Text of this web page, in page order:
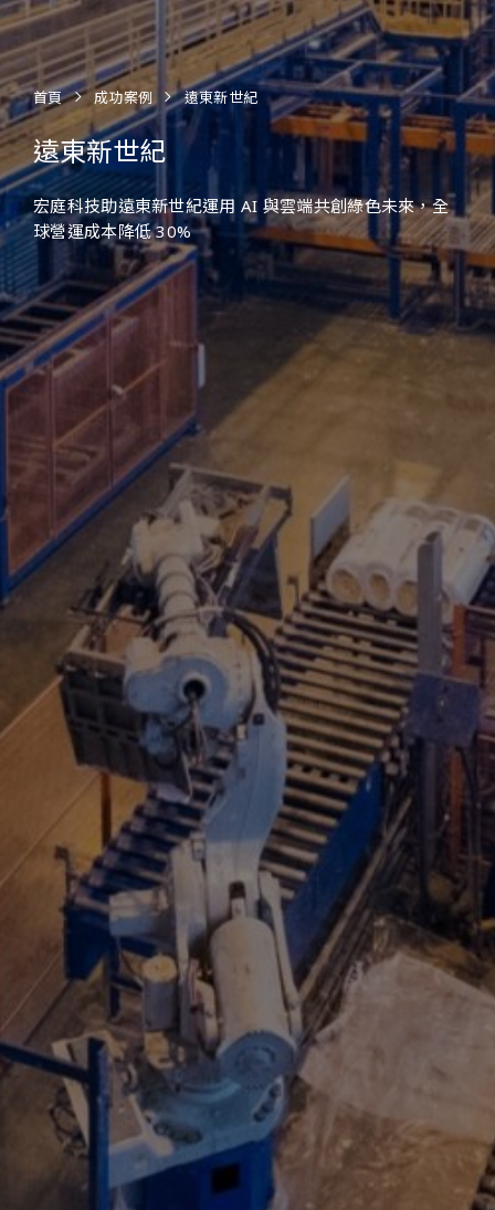
首頁 成功案例 遠東新世紀
遠東新世紀
宏庭科技助遠東新世紀運用 AI 與雲端共創綠色未來，全
球營運成本降低 30%